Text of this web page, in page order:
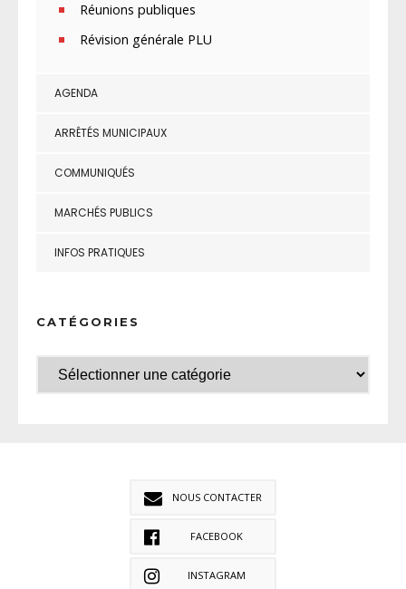
Réunions publiques
Révision générale PLU
AGENDA
ARRÊTÉS MUNICIPAUX
COMMUNIQUÉS
MARCHÉS PUBLICS
INFOS PRATIQUES
CATÉGORIES
NOUS CONTACTER
FACEBOOK
INSTAGRAM